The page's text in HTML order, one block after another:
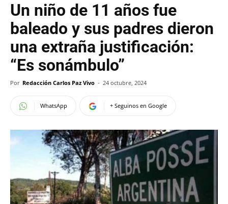
Un niño de 11 años fue
baleado y sus padres dieron
una extraña justificación:
“Es sonámbulo”
Por Redacción Carlos Paz Vivo - 24 octubre, 2024
WhatsApp + Seguinos en Google